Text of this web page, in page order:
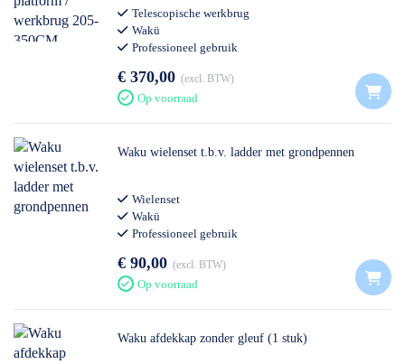
Telescopische werkbrug
Wakü
Professioneel gebruik
€ 370,00 excl. BTW
Op voorraad
Waku wielenset t.b.v. ladder met grondpennen
Wielenset
Wakü
Professioneel gebruik
€ 90,00 excl. BTW
Op voorraad
Waku afdekkap zonder gleuf (1 stuk)